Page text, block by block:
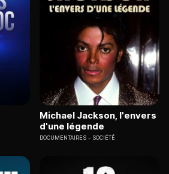
Michael Jackson, l'envers
d'une légende
DOCUMENTAIRES SOCIÉTÉ